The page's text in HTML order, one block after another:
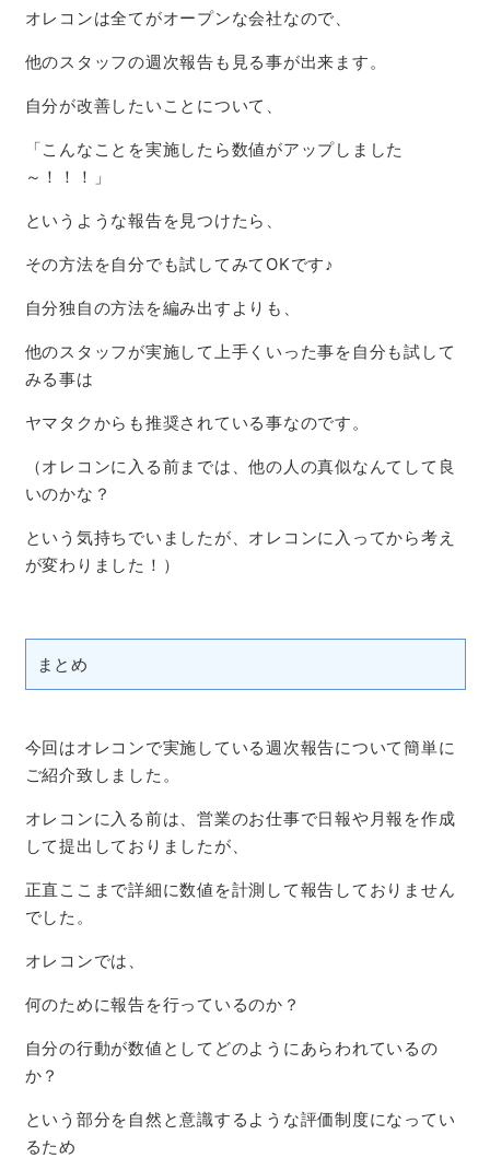
オレコンは全てがオープンな会社なので、
他のスタッフの週次報告も見る事が出来ます。
自分が改善したいことについて、
「こんなことを実施したら数値がアップしました
～！！！」
というような報告を見つけたら、
その方法を自分でも試してみて OKです♪
自分独自の方法を編み出すよりも、
他のスタッフが実施して上手くいった事を自分も試して
みる事は
ヤマタクからも推奨されている事なのです。
（オレコンに入る前までは、他の人の真似なんてして良
いのかな？
という気持ちでいましたが、オレコンに入ってから考え
が変わりました！）
まとめ
今回はオレコンで実施している週次報告について簡単に
ご紹介致しました。
オレコンに入る前は、営業のお仕事で日報や月報を作成
して提出しておりましたが、
正直ここまで詳細に数値を計測して報告しておりません
でした。
オレコンでは、
何のために報告を行っているのか？
自分の行動が数値としてどのようにあらわれているの
か？
という部分を自然と意識するような評価制度になってい
るため